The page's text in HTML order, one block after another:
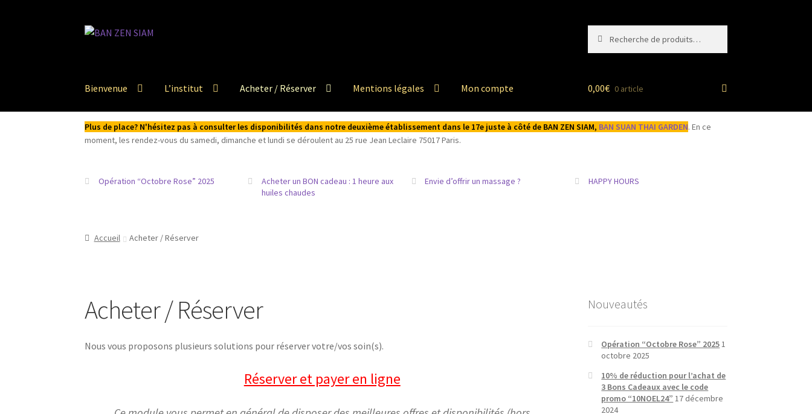
Aller
Aller
pour :
Bienvenue L’institut Acheter / Réserver Mentions légales Mon compte 0,00€ 0 article
Plus de place? N'hésitez pas à consulter les disponibilités dans notre deuxième établissement dans le 17e juste à côté de BAN ZEN SIAM, BAN SUAN THAI GARDEN. En ce
moment, les rendez-vous du samedi, dimanche et lundi se déroulent au 25 rue Jean Leclaire 75017 Paris.
Opération “Octobre Rose” 2025
Acheter un BON cadeau : 1 heure aux
huiles chaudes
Envie d’offrir un massage ? HAPPY HOURS
Accueil Acheter / Réserver
Acheter / Réserver
Nous vous proposons plusieurs solutions pour réserver votre/vos soin(s).
Réserver et payer en ligne
Nouveautés
Opération “Octobre Rose” 20251
octobre 2025
10% de réduction pour l’achat de
3 Bons Cadeaux avec le code
promo “10NOEL24” 17 décembre
2024